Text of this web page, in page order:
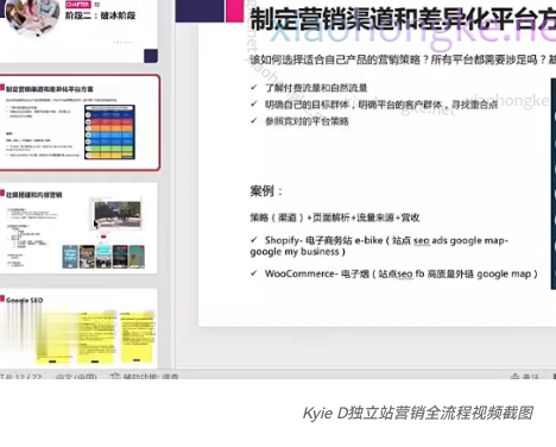
Kyie D独立站营销全流程视频截图